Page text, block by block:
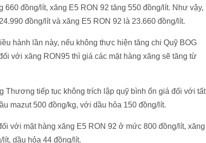
đồng/lít, xăng E5 RON 92 tăng 550 đồng/lít. Như vậy,
đồng/lít và xăng E5 RON 92 là 23.660 đồng/lít.
hành lần này, nếu không thực hiện tăng chi Quỹ BOG
với xăng RON95 thì giá các mặt hàng xăng sẽ tăng từ
Thương tiếp tục không trích lập quỹ bình ổn giá đối với tất
mazut 500 đồng/kg, với dầu hỏa 150 đồng/lít.
với mặt hàng xăng E5 RON 92 ở mức 800 đồng/lít, xăng
dầu hỏa 44 đồng/lít.